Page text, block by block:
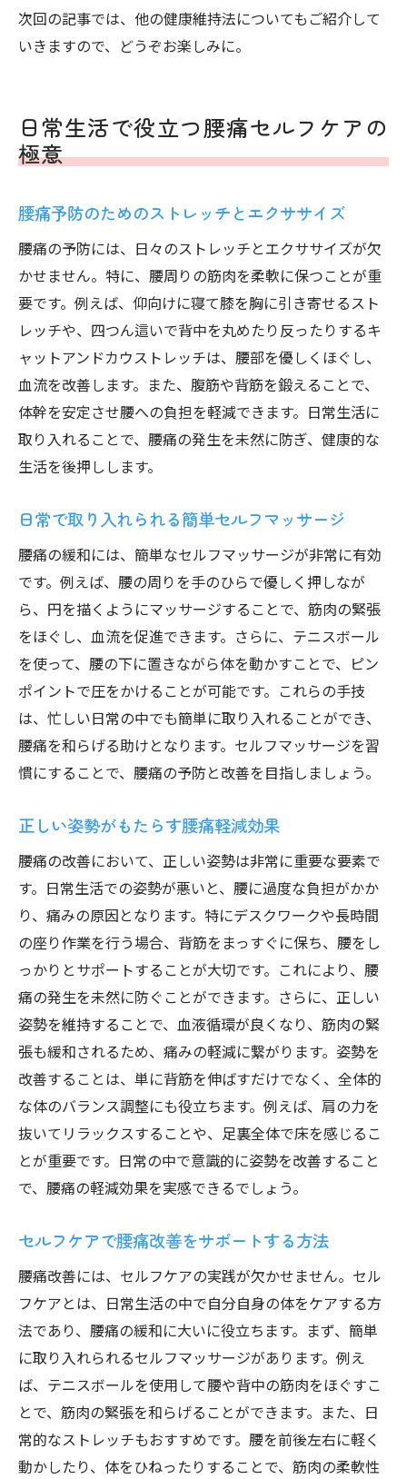
次回の記事では、他の健康維持法についてもご紹介して
いきますので、どうぞお楽しみに。
日常生活で役立つ腰痛セルフケアの
極意
腰痛予防のためのストレッチとエクササイズ
腰痛の予防には、日々のストレッチとエクササイズが欠
かせません。特に、腰周りの筋肉を柔軟に保つことが重
要です。例えば、仰向けに寝て膝を胸に引き寄せるスト
レッチや、四つん這いで背中を丸めたり反ったりするキ
ャットアンドカウストレッチは、腰部を優しくほぐし、
血流を改善します。また、腹筋や背筋を鍛えることで、
体幹を安定させ腰への負担を軽減できます。日常生活に
取り入れることで、腰痛の発生を未然に防ぎ、健康的な
生活を後押しします。
日常で取り入れられる簡単セルフマッサージ
腰痛の緩和には、簡単なセルフマッサージが非常に有効
です。例えば、腰の周りを手のひらで優しく押しなが
ら、円を描くようにマッサージすることで、筋肉の緊張
をほぐし、血流を促進できます。さらに、テニスボール
を使って、腰の下に置きながら体を動かすことで、ピン
ポイントで圧をかけることが可能です。これらの手技
は、忙しい日常の中でも簡単に取り入れることができ、
腰痛を和らげる助けとなります。セルフマッサージを習
慣にすることで、腰痛の予防と改善を目指しましょう。
正しい姿勢がもたらす腰痛軽減効果
腰痛の改善において、正しい姿勢は非常に重要な要素で
す。日常生活での姿勢が悪いと、腰に過度な負担がかか
り、痛みの原因となります。特にデスクワークや長時間
の座り作業を行う場合、背筋をまっすぐに保ち、腰をし
っかりとサポートすることが大切です。これにより、腰
痛の発生を未然に防ぐことができます。さらに、正しい
姿勢を維持することで、血液循環が良くなり、筋肉の緊
張も緩和されるため、痛みの軽減に繋がります。姿勢を
改善することは、単に背筋を伸ばすだけでなく、全体的
な体のバランス調整にも役立ちます。例えば、肩の力を
抜いてリラックスすることや、足裏全体で床を感じるこ
とが重要です。日常の中で意識的に姿勢を改善すること
で、腰痛の軽減効果を実感できるでしょう。
セルフケアで腰痛改善をサポートする方法
腰痛改善には、セルフケアの実践が欠かせません。セル
フケアとは、日常生活の中で自分自身の体をケアする方
法であり、腰痛の緩和に大いに役立ちます。まず、簡単
に取り入れられるセルフマッサージがあります。例え
ば、テニスボールを使用して腰や背中の筋肉をほぐすこ
とで、筋肉の緊張を和らげることができます。また、日
常的なストレッチもおすすめです。腰を前後左右に軽く
動かしたり、体をひねったりすることで、筋肉の柔軟性